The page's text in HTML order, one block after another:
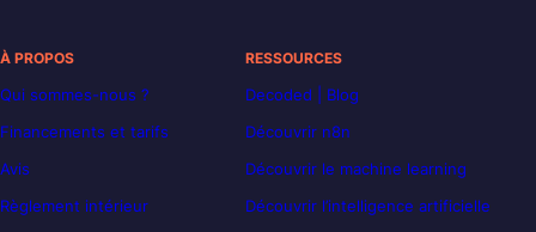
À PROPOS
Qui sommes-nous ?
Financements et tarifs
Avis
Règlement intérieur
RESSOURCES
Decoded | Blog
Découvrir n8n
Découvrir le machine learning
Découvrir l’intelligence artificielle